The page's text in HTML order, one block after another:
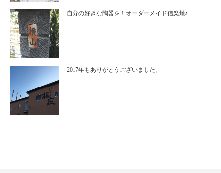
自分の好きな陶器を！オーダーメイド信楽焼♪
2017年もありがとうございました。